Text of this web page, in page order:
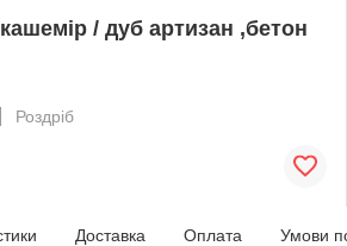
/ дуб артизан ,бетон
Роздріб
Доставка Оплата Умови